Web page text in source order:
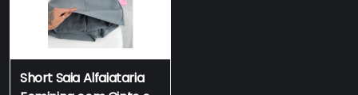
Short Saia Alfaiataria